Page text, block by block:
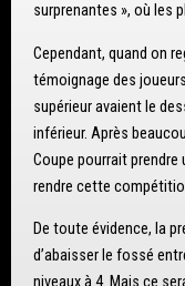
surprenantes », où les
Cependant, quand on
témoignage des
supérieur avaient le
inférieur. Après
Coupe pourrait
rendre cette
De toute évidence, la
d’abaisser le fossé
niveaux à 4. Mais ce